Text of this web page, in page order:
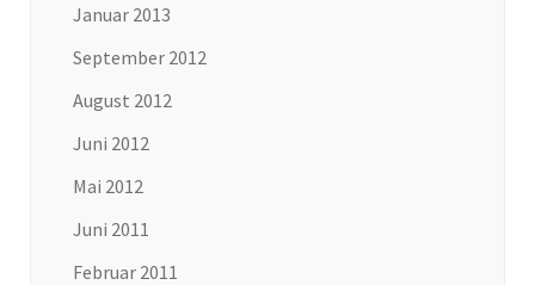
Januar 2013
September 2012
August 2012
Juni 2012
Mai 2012
Juni 2011
Februar 2011